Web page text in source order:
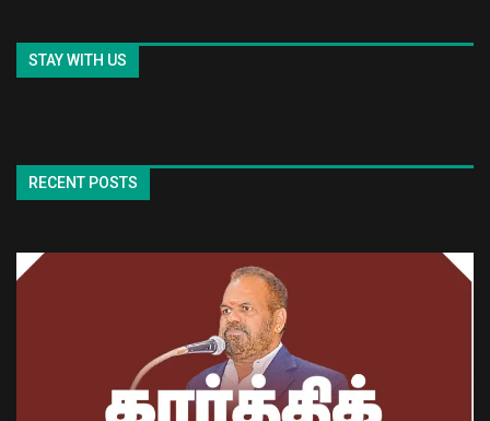
STAY WITH US
RECENT POSTS